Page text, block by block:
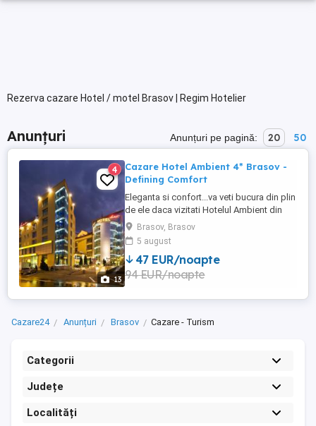
Rezerva cazare Hotel / motel Brasov | Regim Hotelier
Anunțuri Anunțuri pe pagină: 20 50
13
4
Cazare Hotel Ambient 4* Brasov -
Defining Comfort
Eleganta si confort...va veti bucura din plin
de ele daca vizitati Hotelul Ambient din
Brasov, deja un nume cu traditie ,
numarand peste un deceniu de excelenta
si experienta in domeniu. Amplasat ideal
in centrul Brasovului, la doar cateva minute
de admirabilele monumente istorice,
Brasov, Brasov
5 august
47 EUR/noapte
94 EUR/noapte
Cazare24 Anunțuri Brasov Cazare - Turism
Categorii
Județe
Localități